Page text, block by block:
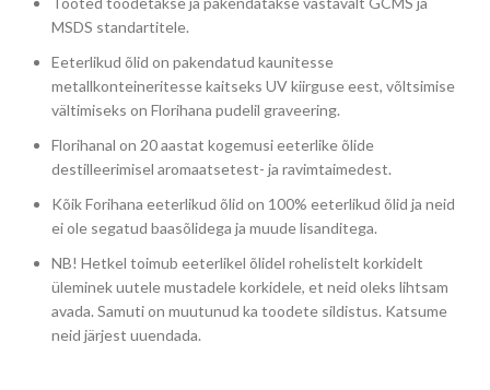
MSDS standartitele.
Eeterlikud õlid on pakendatud kaunitesse
metallkonteineritesse kaitseks UV kiirguse eest, võltsimise
vältimiseks on Florihana pudelil graveering.
Florihanal on 20 aastat kogemusi eeterlike õlide
destilleerimisel aromaatsetest- ja ravimtaimedest.
Kõik Forihana eeterlikud õlid on 100% eeterlikud õlid ja neid
ei ole segatud baasõlidega ja muude lisanditega.
NB! Hetkel toimub eeterlikel õlidel rohelistelt korkidelt
üleminek uutele mustadele korkidele, et neid oleks lihtsam
avada. Samuti on muutunud ka toodete sildistus. Katsume
neid järjest uuendada.